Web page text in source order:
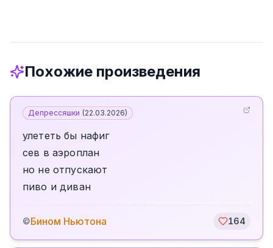
Похожие произведения
Депрессяшки (22.03.2026)
улететь бы нафиг
сев в аэроплан
но не отпускают
пиво и диван
©Бином Ньютона 164